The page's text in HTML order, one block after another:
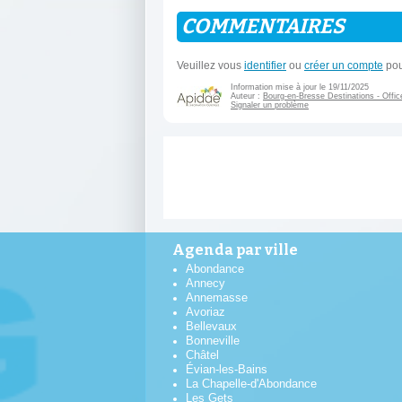
COMMENTAIRES
Veuillez vous identifier ou créer un compte
Information mise à jour le 19/11/2025
Auteur : Bourg-en-Bresse Destinations -
Signaler un problème
Agenda par ville
Abondance
Annecy
Annemasse
Avoriaz
Bellevaux
Bonneville
Châtel
Évian-les-Bains
La Chapelle-d'Abondance
Les Gets